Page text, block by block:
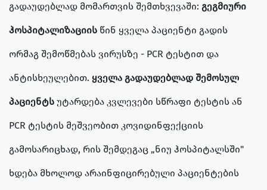
გადაუდებლად მომართვის შემთხვევაში: გეგმიური
ჰოსპიტალიზაციის წინ ყველა პაციენტი გადის
ორმაგ შემოწმებას ვირუსზე - PCR ტესტით და
ანტისხეულებით. ყველა გადაუდებლად შემოსულ
პაციენტს უტარდება კვლევები სწრაფი ტესტის ან
PCR ტესტის მეშვეობით კოვიდინფექციის
გამოსარიცხად, რის შემდეგაც „ნიუ ჰოსპიტალსში"
ხდება მხოლოდ არაინფიცირებული პაციენტების